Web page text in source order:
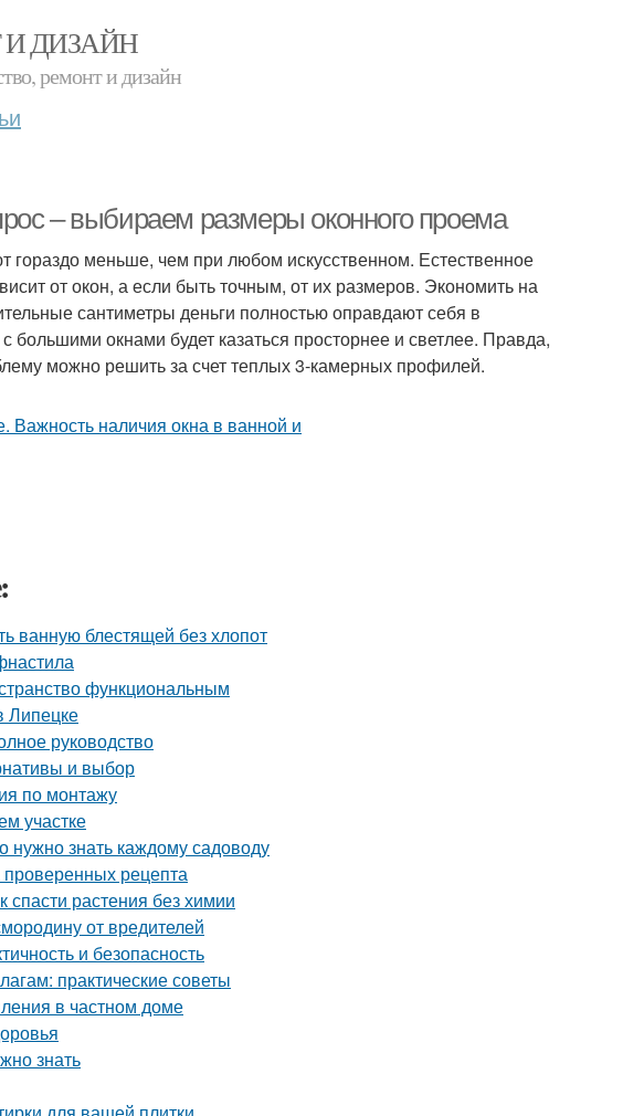
И ДИЗАЙН
ремонт и дизайн
– выбираем размеры оконного проема
гораздо меньше, чем при любом искусственном. Естественное
от окон, а если быть точным, от их размеров. Экономить на
сантиметры деньги полностью оправдают себя в
окнами будет казаться просторнее и светлее. Правда,
можно решить за счет теплых 3-камерных профилей.
ванную блестящей без хлопот
функциональным
Липецке
руководство
и выбор
по монтажу
участке
нужно знать каждому садоводу
рецепта
растения без химии
от вредителей
и безопасность
практические советы
в частном доме
знать